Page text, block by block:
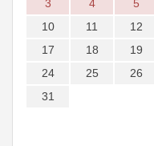
3
4 5
10
11 12
17
18 19
24
25 26
31